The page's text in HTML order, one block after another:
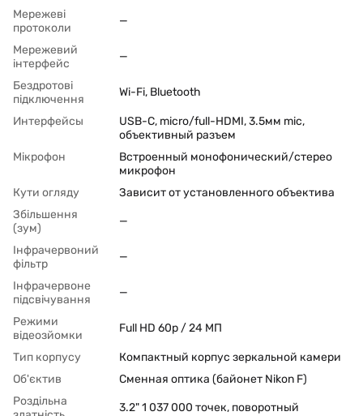
Мережеві
протоколи
—
Мережевий
інтерфейс
—
Бездротові
підключення
Wi-Fi, Bluetooth
Интерфейсы
USB-C, micro/full-HDMI, 3.5мм mic,
объективный разъем
Мікрофон
Встроенный монофонический/стерео
микрофон
Кути огляду
Зависит от установленного объектива
Збільшення
(зум)
—
Інфрачервоний
фільтр
—
Інфрачервоне
підсвічування
—
Режими
відеозйомки
Full HD 60p / 24 МП
Тип корпусу
Компактный корпус зеркальной камери
Об'єктив
Сменная оптика (байонет Nikon F)
Роздільна
3.2" 1 037 000 точек, поворотный